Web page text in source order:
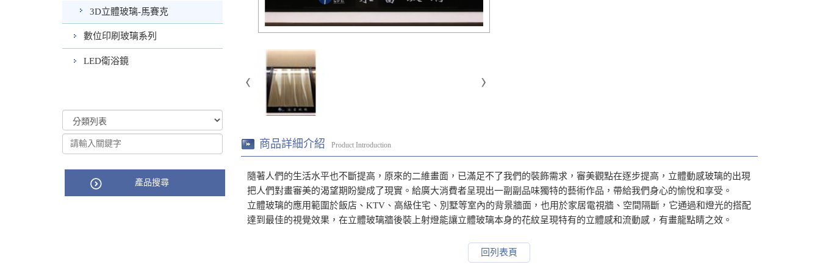
3D立體玻璃-馬賽克
數位印刷玻璃系列
LED衛浴鏡
產品搜尋
商品詳細介紹 Product Introduction
隨著人們的生活水平也不斷提高，原來的二維畫面，已滿足不了我們的裝飾需求，審美觀點在逐步提高，立體動感玻璃的出現
把人們對畫審美的渴望期盼變成了現實。給廣大消費者呈現出一副副品味獨特的藝術作品，帶給我們身心的愉悅和享受。
立體玻璃的應用範圍於飯店、KTV、高級住宅、別墅等室內的背景牆面，也用於家居電視牆、空間隔斷，它通過和燈光的搭配
達到最佳的視覺效果，在立體玻璃牆後裝上射燈能讓立體玻璃本身的花紋呈現特有的立體感和流動感，有畫龍點睛之效。
回列表頁